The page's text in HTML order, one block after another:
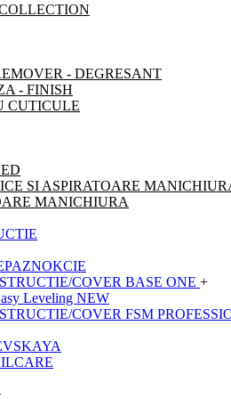
- DEGRESANT
- FINISH
CUTICULE
SI ASPIRATOARE
MANICHIURA
COVER BASE ONE +
Leveling NEW
COVER FSM